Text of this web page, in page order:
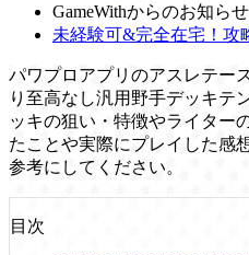
GameWithからのお知らせ
未経験可&完全在宅！攻
パワプロアプリのアスレテー
り至高なし汎用野手デッキテ
ッキの狙い・特徴やライター
たことや実際にプレイした感
参考にしてください。
目次